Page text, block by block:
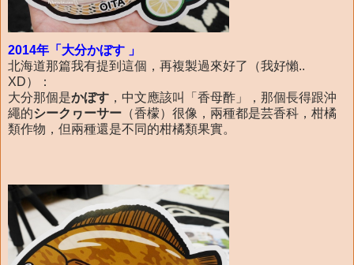
2014年「大分かぼす 」
北海道那篇我有提到這個，再複製過來好了（我好懶..
XD）：
大分那個是かぼす ，中文應該叫「香母酢」，那個長得跟沖
繩的シークヮーサー （香檬）很像，兩種都是芸香科，柑橘
類作物，但兩種還是不同的柑橘類果實。